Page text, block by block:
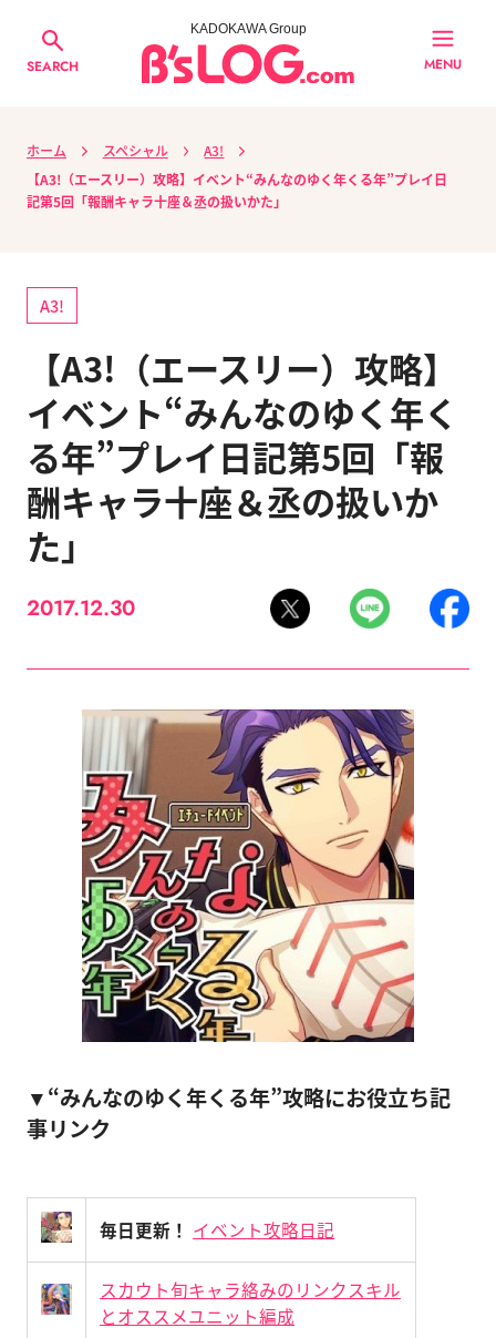
SEARCH
KADOKAWA Group
MENU
ホーム スペシャル
A3!
【A3!（エースリー）攻略】イベント“みんなのゆく年くる年”プレイ日
記第5回「報酬キャラ十座＆丞の扱いかた」
A3!
【A3!（エースリー）攻略】
イベント“みんなのゆく年く
る年”プレイ日記第5回「報
酬キャラ十座＆丞の扱いか
た」
2017.12.30
▼“みんなのゆく年くる年”攻略にお役立ち記
事リンク
毎日更新！ イベント攻略日記
スカウト旬キャラ絡みのリンクスキル
とオススメユニット編成